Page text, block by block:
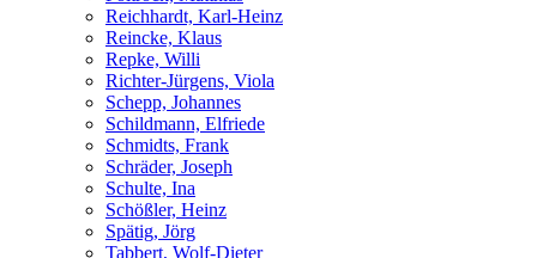
Reichhardt, Karl-Heinz
Reincke, Klaus
Repke, Willi
Richter-Jürgens, Viola
Schepp, Johannes
Schildmann, Elfriede
Schmidts, Frank
Schräder, Joseph
Schulte, Ina
Schößler, Heinz
Spätig, Jörg
Tabbert, Wolf-Dieter